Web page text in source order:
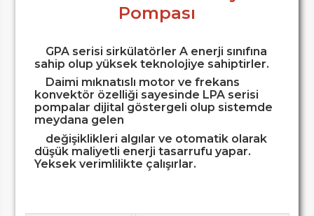
Pompası
GPA serisi sirkülatörler A enerji sınıfına
sahip olup yüksek teknolojiye sahiptirler.
Daimi mıknatıslı motor ve frekans
konvektör özelliği sayesinde LPA serisi
pompalar dijital göstergeli olup sistemde
meydana gelen
değişiklikleri algılar ve otomatik olarak
düşük maliyetli enerji tasarrufu yapar.
Yeksek verimlilikte çalışırlar.